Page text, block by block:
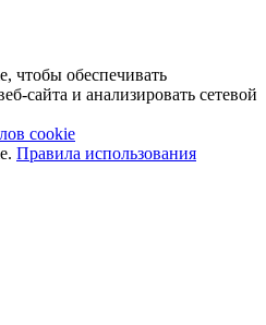
чтобы обеспечивать
сайта и анализировать сетевой
cookie
Правила использования